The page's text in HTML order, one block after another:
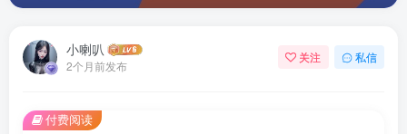
小喇叭
2个月前发布
关注 私信
付费阅读